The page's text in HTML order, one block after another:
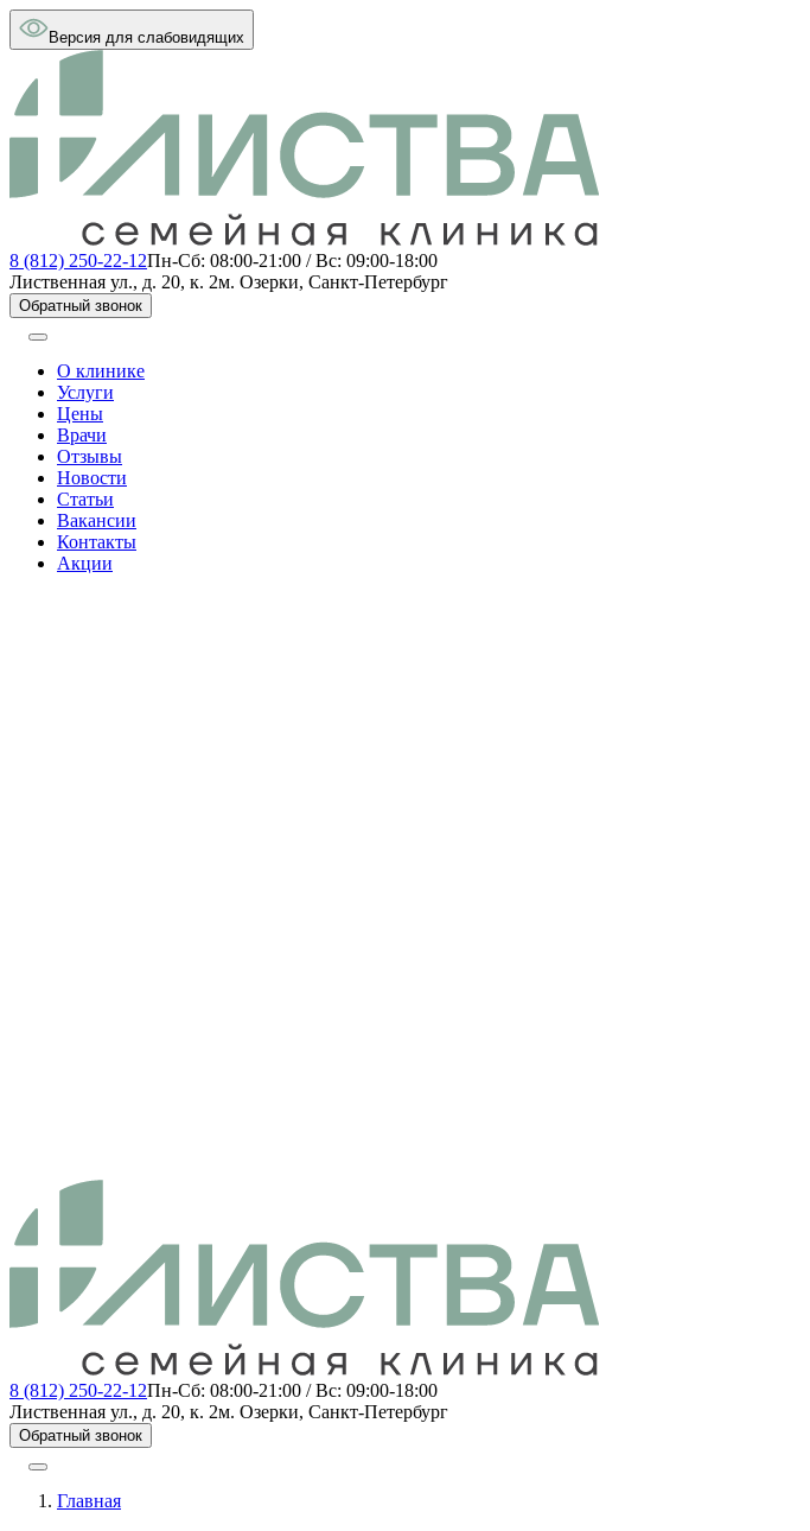
Версия для слабовидящих
8 (812) 250-22-12Пн-Сб: 08:00-21:00 / Вс: 09:00-18:00
Лиственная ул., д. 20, к. 2м. Озерки, Санкт-Петербург
Обратный звонок
О клинике
Услуги
Цены
Врачи
Отзывы
Новости
Статьи
Вакансии
Контакты
Акции
8 (812) 250-22-12Пн-Сб: 08:00-21:00 / Вс: 09:00-18:00
Лиственная ул., д. 20, к. 2м. Озерки, Санкт-Петербург
Обратный звонок
Главная